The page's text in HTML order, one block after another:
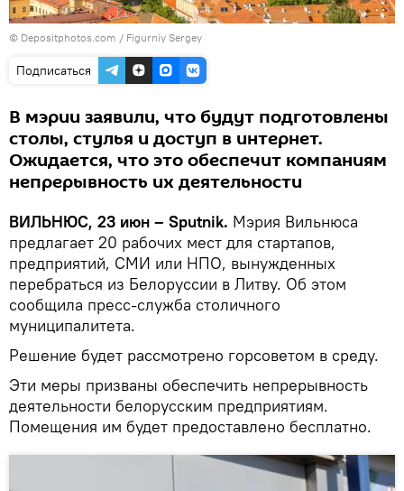
© Depositphotos.com / Figurniy Sergey
Подписаться
В мэрии заявили, что будут подготовлены
столы, стулья и доступ в интернет.
Ожидается, что это обеспечит компаниям
непрерывность их деятельности
ВИЛЬНЮС, 23 июн – Sputnik. Мэрия Вильнюса
предлагает 20 рабочих мест для стартапов,
предприятий, СМИ или НПО, вынужденных
перебраться из Белоруссии в Литву. Об этом
сообщила пресс-служба столичного
муниципалитета.
Решение будет рассмотрено горсоветом в среду.
Эти меры призваны обеспечить непрерывность
деятельности белорусским предприятиям.
Помещения им будет предоставлено бесплатно.